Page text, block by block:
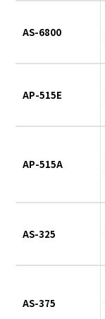
AS-6800
AP-515E
AP-515A
AS-325
AS-375